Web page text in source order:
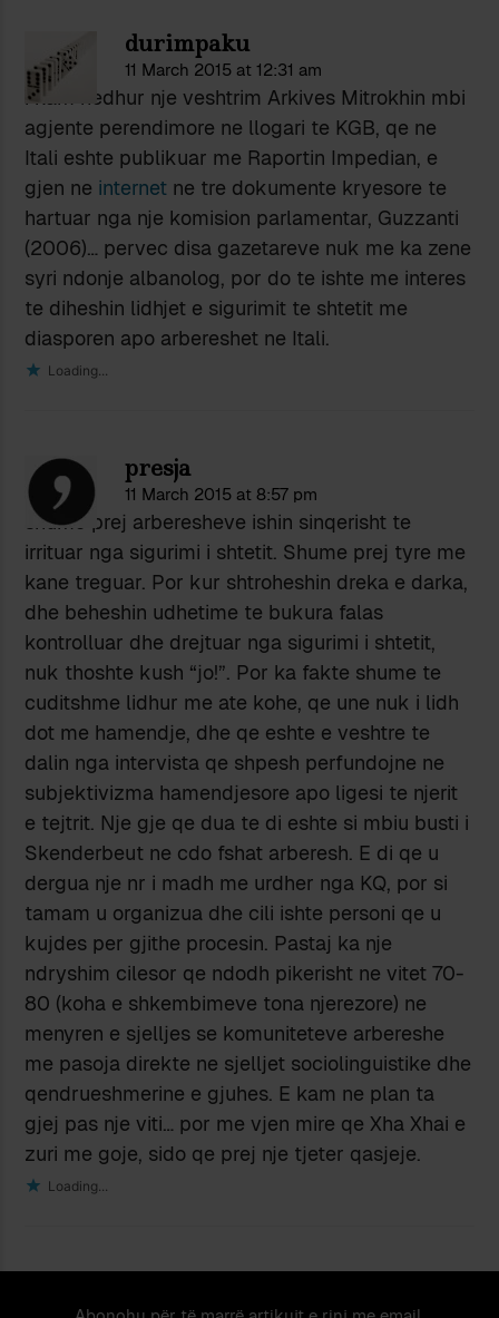
durimpaku
11 March 2015 at 12:31 am
i kam hedhur nje veshtrim Arkives Mitrokhin mbi
agjente perendimore ne llogari te KGB, qe ne
Itali eshte publikuar me Raportin Impedian, e
gjen ne internet ne tre dokumente kryesore te
hartuar nga nje komision parlamentar, Guzzanti
(2006)… pervec disa gazetareve nuk me ka zene
syri ndonje albanolog, por do te ishte me interes
te diheshin lidhjet e sigurimit te shtetit me
diasporen apo arbereshet ne Itali.
Loading...
presja
11 March 2015 at 8:57 pm
shume prej arberesheve ishin sinqerisht te
irrituar nga sigurimi i shtetit. Shume prej tyre me
kane treguar. Por kur shtroheshin dreka e darka,
dhe beheshin udhetime te bukura falas
kontrolluar dhe drejtuar nga sigurimi i shtetit,
nuk thoshte kush “jo!”. Por ka fakte shume te
cuditshme lidhur me ate kohe, qe une nuk i lidh
dot me hamendje, dhe qe eshte e veshtre te
dalin nga intervista qe shpesh perfundojne ne
subjektivizma hamendjesore apo ligesi te njerit
e tejtrit. Nje gje qe dua te di eshte si mbiu busti i
Skenderbeut ne cdo fshat arberesh. E di qe u
dergua nje nr i madh me urdher nga KQ, por si
tamam u organizua dhe cili ishte personi qe u
kujdes per gjithe procesin. Pastaj ka nje
ndryshim cilesor qe ndodh pikerisht ne vitet 70-
80 (koha e shkembimeve tona njerezore) ne
menyren e sjelljes se komuniteteve arbereshe
me pasoja direkte ne sjelljet sociolinguistike dhe
qendrueshmerine e gjuhes. E kam ne plan ta
gjej pas nje viti… por me vjen mire qe Xha Xhai e
zuri me goje, sido qe prej nje tjeter qasjeje.
Loading...